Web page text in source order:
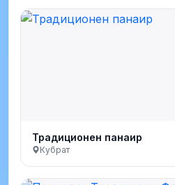
Традиционен панаир
Кубрат